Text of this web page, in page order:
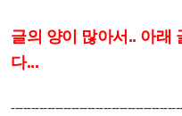
글의 양이 많아서.. 아래
다...